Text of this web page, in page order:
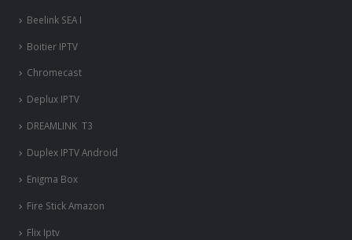
Beelink SEA I
Boitier IPTV
Chromecast
Deplux IPTV
DREAMLINK T3
Duplex IPTV Android
Enigma Box
Fire Stick Amazon
Flix Iptv